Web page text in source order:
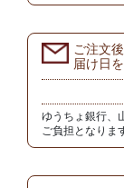
ご注文
届け日
ゆうちょ銀行、
ご負担となりま